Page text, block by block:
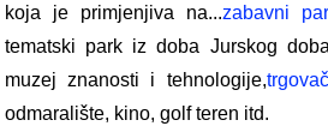
koja je primjenjiva na...zabavni
tematski park iz doba Jurskog
muzej znanosti i tehnologije,
odmaralište, kino, golf teren itd.